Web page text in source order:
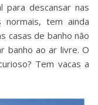
para descansar nas
tem ainda
casas de banho não
banho ao ar livre. O
Tem vacas a